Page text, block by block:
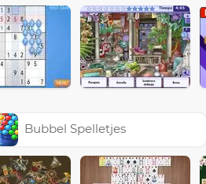
Bubbel Spelletjes